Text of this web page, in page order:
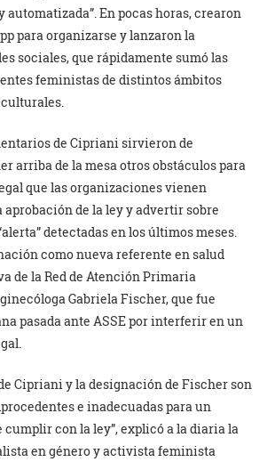
automatizada”. En pocas horas, crearon
para organizarse y lanzaron la
sociales, que rápidamente sumó las
feministas de distintos ámbitos
de Cipriani sirvieron de
arriba de la mesa otros obstáculos para
que las organizaciones vienen
aprobación de la ley y advertir sobre
detectadas en los últimos meses.
como nueva referente en salud
de la Red de Atención Primaria
Gabriela Fischer, que fue
pasada ante ASSE por interferir en un
Cipriani y la designación de Fischer son
e inadecuadas para un
con la ley”, explicó a la diaria la
en género y activista feminista